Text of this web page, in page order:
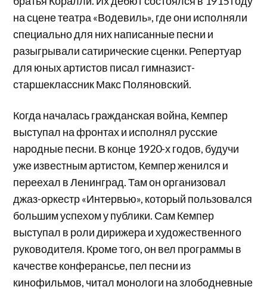
на сцене театра «Водевиль», где они исполняли
специально для них написанные песни и
разыгрывали сатирические сценки. Репертуар
для юных артистов писал гимназист-
старшеклассник Макс Поляновский.
Когда началась гражданская война, Кемпер
выступал на фронтах и исполнял русские
народные песни. В конце 1920-х годов, будучи
уже известным артистом, Кемпер женился и
переехал в Ленинград. Там он организовал
джаз-оркестр «Интервью», который пользовался
большим успехом у публики. Сам Кемпер
выступал в роли дирижера и художественного
руководителя. Кроме того, он вел программы в
качестве конферансье, пел песни из
кинофильмов, читал монологи на злободневные